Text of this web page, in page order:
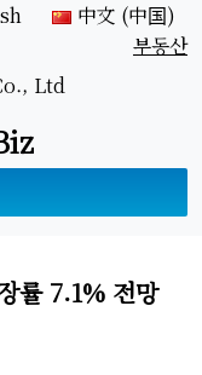
中文 (中国)
부동산
률 7.1% 전망